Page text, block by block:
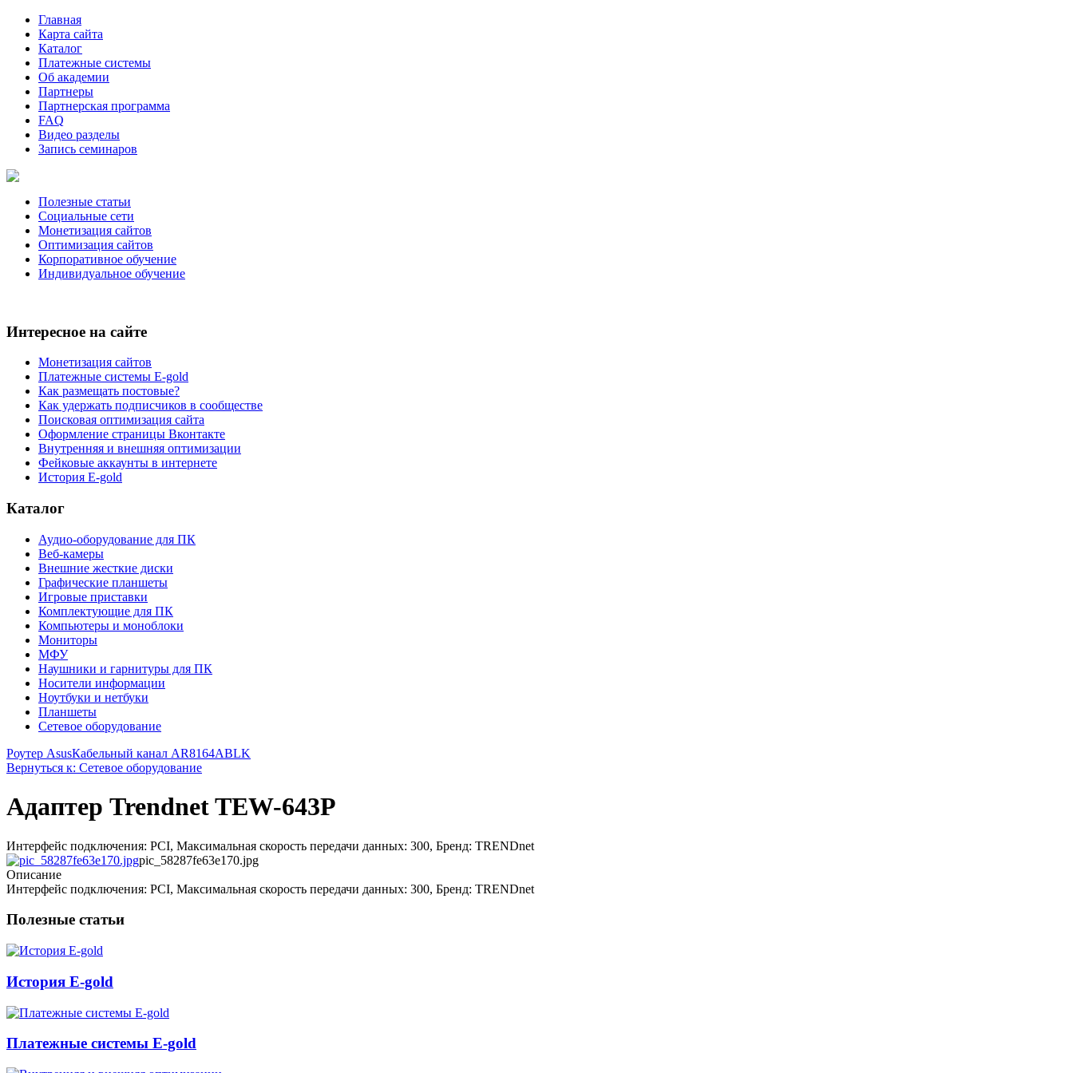
Главная
Карта сайта
Каталог
Платежные системы
Об академии
Партнеры
Партнерская программа
FAQ
Видео разделы
Запись семинаров
Полезные статьи
Социальные сети
Монетизация сайтов
Оптимизация сайтов
Корпоративное обучение
Индивидуальное обучение
Интересное на сайте
Монетизация сайтов
Платежные системы E-gold
Как размещать постовые?
Как удержать подписчиков в сообществе
Поисковая оптимизация сайта
Оформление страницы Вконтакте
Внутренняя и внешняя оптимизации
Фейковые аккаунты в интернете
История E-gold
Каталог
Аудио-оборудование для ПК
Веб-камеры
Внешние жесткие диски
Графические планшеты
Игровые приставки
Комплектующие для ПК
Компьютеры и моноблоки
Мониторы
МФУ
Наушники и гарнитуры для ПК
Носители информации
Ноутбуки и нетбуки
Планшеты
Сетевое оборудование
Роутер AsusКабельный канал AR8164ABLK
Вернуться к: Сетевое оборудование
Адаптер Trendnet TEW-643P
Интерфейс подключения: PCI, Максимальная скорость передачи данных: 300, Бренд: TRENDnet
pic_58287fe63e170.jpg
Описание
Интерфейс подключения: PCI, Максимальная скорость передачи данных: 300, Бренд: TRENDnet
Полезные статьи
История E-gold
Платежные системы E-gold